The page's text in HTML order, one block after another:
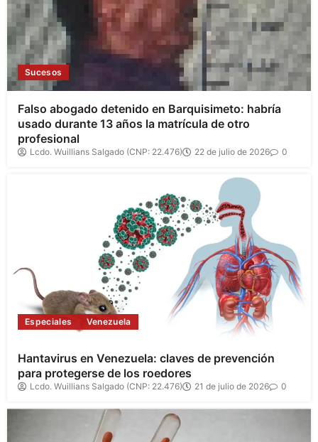
Sucesos
Falso abogado detenido en Barquisimeto: habría
usado durante 13 años la matrícula de otro
profesional
Lcdo. Wuillians Salgado (CNP: 22.476) 22 de julio de 2026 0
Especiales Venezuela
Hantavirus en Venezuela: claves de prevención
para protegerse de los roedores
Lcdo. Wuillians Salgado (CNP: 22.476) 21 de julio de 2026 0